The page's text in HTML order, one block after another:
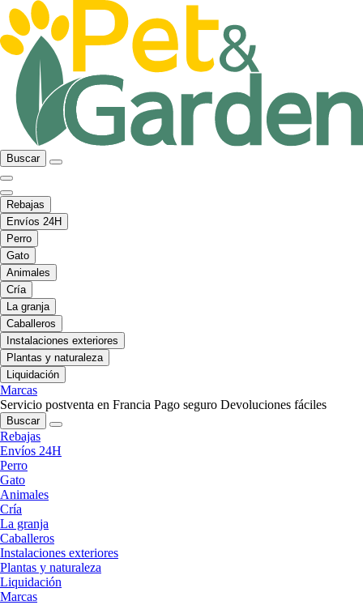
Buscar
Rebajas
Envíos 24H
Perro
Gato
Animales
Cría
La granja
Caballeros
Instalaciones exteriores
Plantas y naturaleza
Liquidación
Marcas
Servicio postventa en Francia Pago seguro Devoluciones fáciles
Buscar
Rebajas
Envíos 24H
Perro
Gato
Animales
Cría
La granja
Caballeros
Instalaciones exteriores
Plantas y naturaleza
Liquidación
Marcas